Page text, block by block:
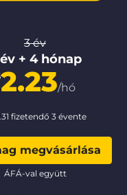
3 év
+ 4 hónap
2.23/hó
fizetendő 3 évente
megvásárlása
ÁFÁ-val együtt